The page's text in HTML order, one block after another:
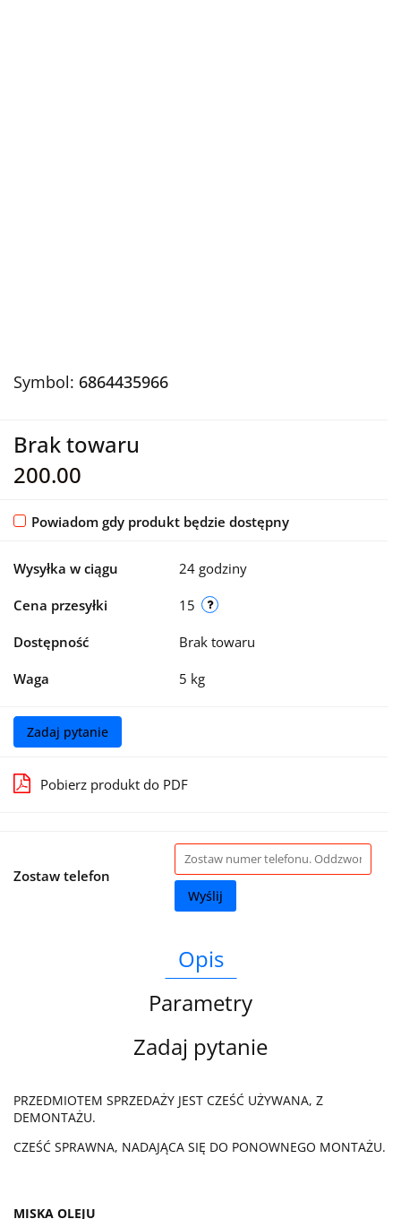
Symbol: 6864435966
Brak towaru
200.00
Powiadom gdy produkt będzie dostępny
Wysyłka w ciągu 24 godziny
Cena przesyłki 15
Dostępność Brak towaru
Waga 5 kg
Zadaj pytanie
Pobierz produkt do PDF
Zostaw telefon
Wyślij
Opis
Parametry
Zadaj pytanie
PRZEDMIOTEM SPRZEDAŻY JEST CZEŚĆ UŻYWANA, Z
DEMONTAŻU.
CZEŚĆ SPRAWNA, NADAJĄCA SIĘ DO PONOWNEGO MONTAŻU.
MISKA OLEJU